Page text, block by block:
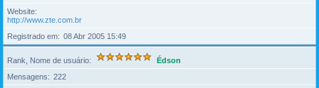
Website
http://www.zte.com.br
Registrado em
08 Abr 2005 15:49
Rank, Nome de usuário
Édson
Mensagens
222